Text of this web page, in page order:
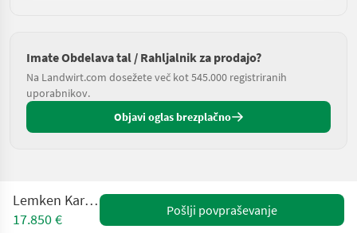
Imate Obdelava tal / Rahljalnik za prodajo?
Na Landwirt.com dosežete več kot 545.000 registriranih
uporabnikov.
Objavi oglas brezplačno
Lemken Karat 9/600
17.850 €
Pošlji povpraševanje